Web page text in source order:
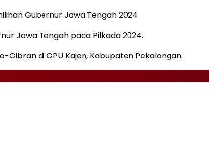
Gubernur Jawa Tengah 2024
Jawa Tengah pada Pilkada 2024.
di GPU Kajen, Kabupaten Pekalongan.